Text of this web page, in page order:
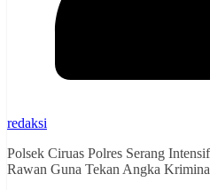
redaksi
Polsek Ciruas Polres Serang
Rawan Guna Tekan Angka